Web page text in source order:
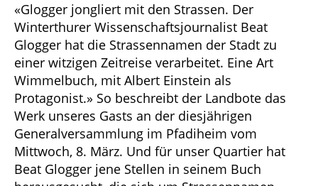
«Glogger jongliert mit den Strassen. Der
Winterthurer Wissenschaftsjournalist Beat
Glogger hat die Strassennamen der Stadt zu
einer witzigen Zeitreise verarbeitet. Eine Art
Wimmelbuch, mit Albert Einstein als
Protagonist.» So beschreibt der Landbote das
Werk unseres Gasts an der diesjährigen
Generalversammlung im Pfadiheim vom
Mittwoch, 8. März. Und für unser Quartier hat
Beat Glogger jene Stellen in seinem Buch